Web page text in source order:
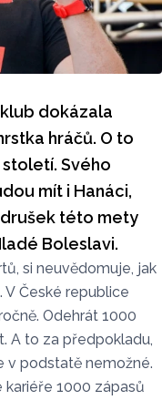
dokázala
hráčů. O to
Svého
mít i Hanáci,
této mety
Boleslavi.
si neuvědomuje, jak
České republice
Odehrát 1000
A to za předpokladu,
v podstatě nemožné.
1000 zápasů